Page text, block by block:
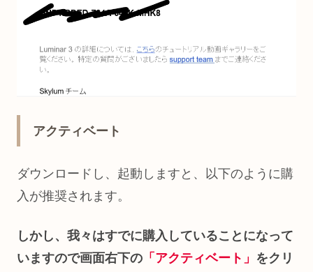
アクティベート
ダウンロードし、起動しますと、以下のように購
入が推奨されます。
しかし、我々はすでに購入していることになって
いますので画面右下の 「アクティベート」 をクリ